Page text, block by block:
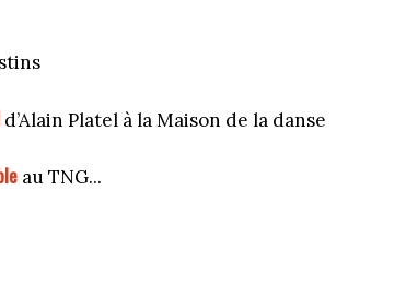
d’Alain Platel à la Maison de la danse
au TNG...